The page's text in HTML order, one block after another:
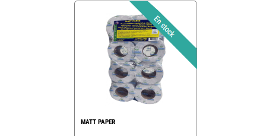
MATT PAPER